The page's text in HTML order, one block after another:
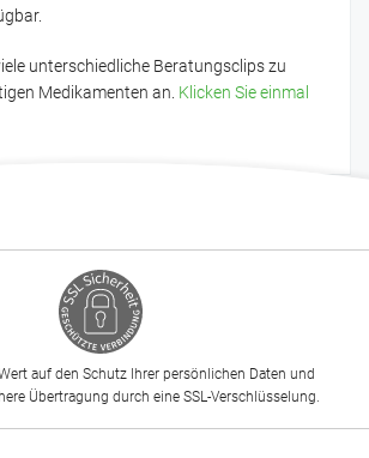
unterschiedliche Beratungsclips zu
Medikamenten an. Klicken Sie einmal
auf den Schutz Ihrer persönlichen Daten und
Übertragung durch eine SSL-Verschlüsselung.